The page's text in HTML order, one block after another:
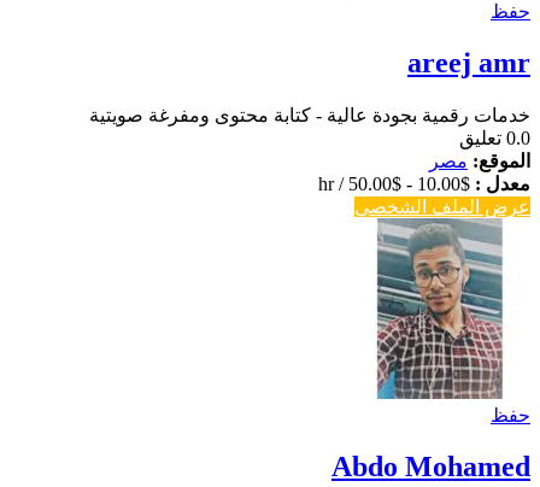
حفظ
areej amr
خدمات رقمية بجودة عالية - كتابة محتوى ومفرغة صويتية
0.0 تعليق
الموقع: مصر
معدل :
10.00$
-
50.00$
/ hr
عرض الملف الشخصي
حفظ
Abdo Mohamed